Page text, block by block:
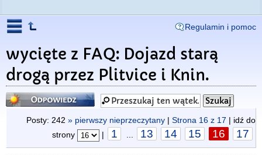
Regulamin i pomoc
wycięte z FAQ: Dojazd starą
drogą przez Plitvice i Knin.
Odpowiedz
Posty: 242 » pierwszy nieprzeczytany | Strona 16 z 17 | idź do
strony
| 1 13 14 15 16 17